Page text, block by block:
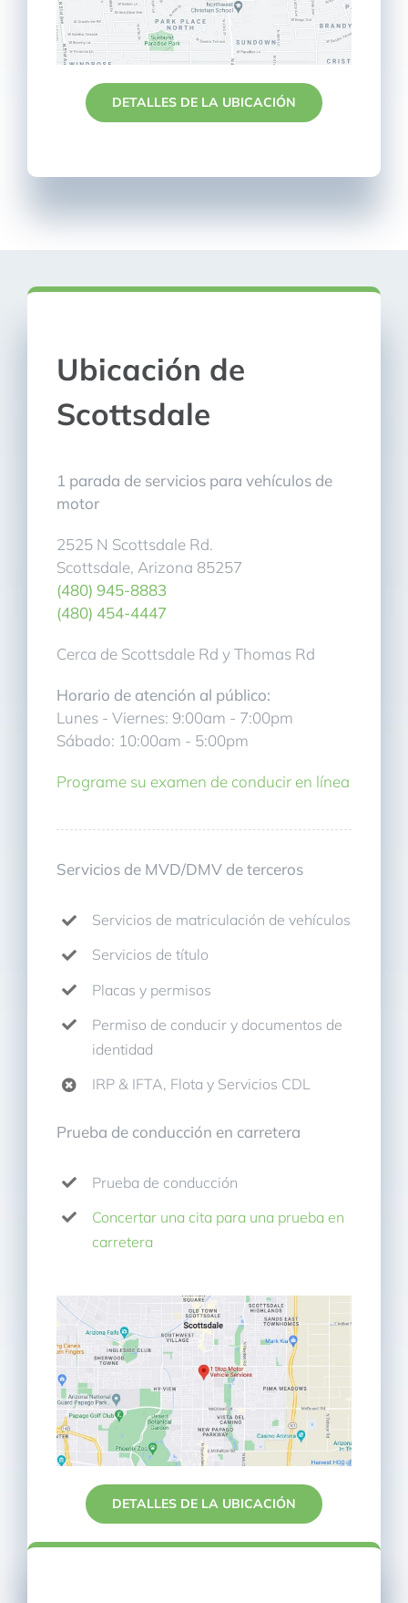
DETALLES DE LA UBICACIÓN
Ubicación de
Scottsdale
1 parada de servicios para vehículos de
motor
2525 N Scottsdale Rd.
Scottsdale, Arizona 85257
(480) 945-8883
(480) 454-4447
Cerca de Scottsdale Rd y Thomas Rd
Horario de atención al público:
Lunes - Viernes: 9:00am - 7:00pm
Sábado: 10:00am - 5:00pm
Programe su examen de conducir en línea
Servicios de MVD/DMV de terceros
Servicios de matriculación de vehículos
Servicios de título
Placas y permisos
Permiso de conducir y documentos de
identidad
IRP & IFTA, Flota y Servicios CDL
Prueba de conducción en carretera
Prueba de conducción
Concertar una cita para una prueba en
carretera
DETALLES DE LA UBICACIÓN